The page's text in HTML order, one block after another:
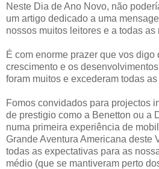
Neste Dia de Ano Novo, não
um artigo dedicado a uma
nossos muitos leitores e a todas
É com enorme prazer que vos digo
crescimento e os
foram muitos e excederam todas
Fomos convidados para projectos
de prestigio como a Benetton ou a
numa primeira experiência de
Grande Aventura Americana deste
todas as expectativas para as
médio (que se mantiveram perto